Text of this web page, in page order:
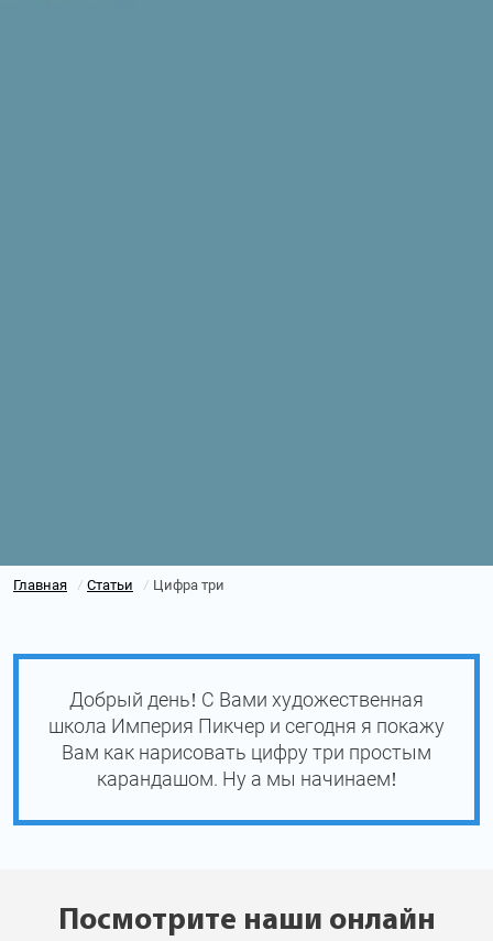
Главная / Статьи / Цифра три
Добрый день! С Вами художественная
школа Империя Пикчер и сегодня я покажу
Вам как нарисовать цифру три простым
карандашом. Ну а мы начинаем!
Посмотрите наши онлайн